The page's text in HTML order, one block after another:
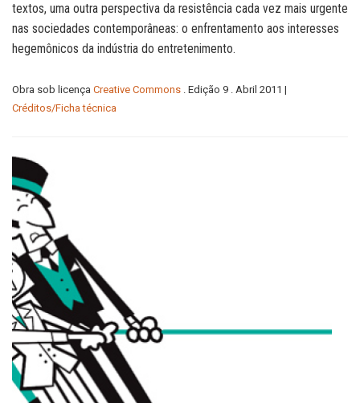
textos, uma outra perspectiva da resistência cada vez mais urgente
nas sociedades contemporâneas: o enfrentamento aos interesses
hegemônicos da indústria do entretenimento.
Obra sob licença Creative Commons . Edição 9 . Abril 2011 |
Créditos/Ficha técnica